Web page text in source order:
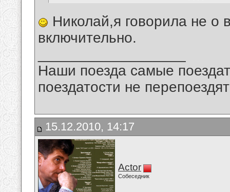
Николай,я говорила не о
включительно.
Наши поезда самые
поездатости не
15.12.2010, 14:17
Actor
Собеседник